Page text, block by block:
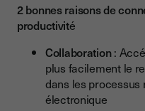
2 bonnes raisons de
productivité
Collaboration:
plus facilement le
dans les
électronique